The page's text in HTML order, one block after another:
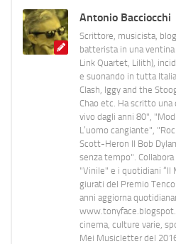
Antonio Bacciocchi
Scrittore, musicista,
batterista in una
Link Quartet, Lilith),
e suonando in tutta
Clash, Iggy and the
Chao etc. Ha scritto
vivo dagli anni 80",
L’uomo cangiante",
Scott-Heron Il Bob
senza tempo". Collabora
"Vinile" e i quotidiani “Il
giurati del Premio
anni aggiorna
cinema, culture varie,
Mei Musicletter del